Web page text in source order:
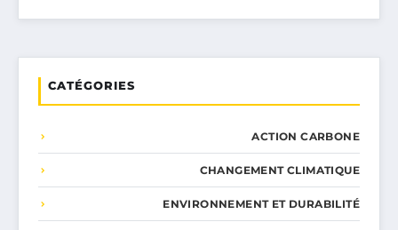
CATÉGORIES
ACTION CARBONE
CHANGEMENT CLIMATIQUE
ENVIRONNEMENT ET DURABILITÉ